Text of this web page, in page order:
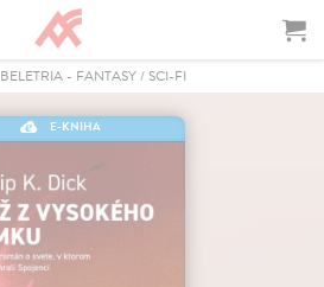
BELETRIA- FANTASY / SCI-FI
E-KNIHA